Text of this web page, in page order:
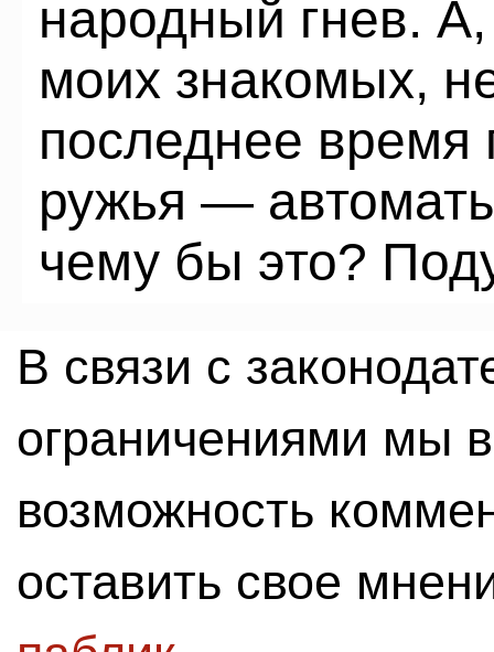
народный гнев.
моих знакомых,
последнее время
ружья —
чему бы это?
В связи с
ограничениями мы
возможность
оставить свое